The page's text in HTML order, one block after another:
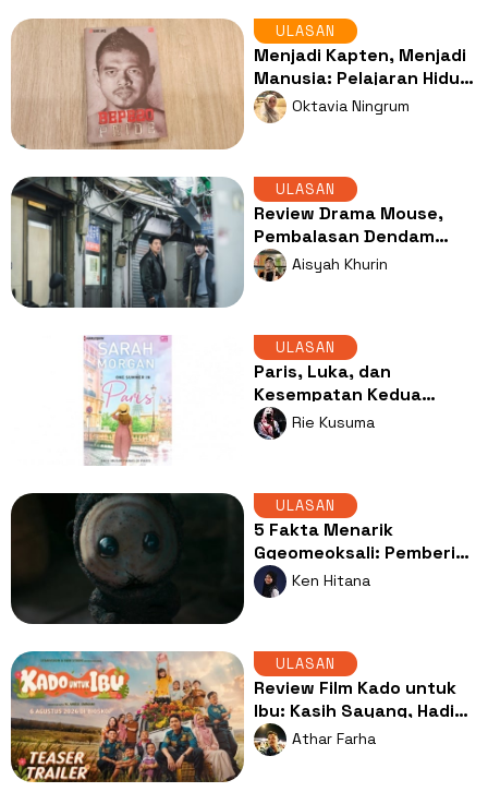
ULASAN
Menjadi Kapten, Menjadi
Manusia: Pelajaran Hidup
dari Memoar 'BEPE20:
Pride'
Oktavia Ningrum
ULASAN
Review Drama Mouse,
Pembalasan Dendam
yang Menguak Sisi Kelam
Manusia
Aisyah Khurin
ULASAN
Paris, Luka, dan
Kesempatan Kedua
dalam Satu Musim Panas
di Paris
Rie Kusuma
ULASAN
5 Fakta Menarik
Ggeomeoksali: Pemberi
Warna di Tengah
Gelapnya Drama The
Ken Hitana
ULASAN
Review Film Kado untuk
Ibu: Kasih Sayang, Hadiah
Terbaik untuk Orang Tua
Athar Farha